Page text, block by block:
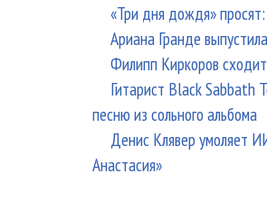
«Три дня дождя»
Ариана Гранде
Филипп Киркоров
Гитарист Black Sabbath
песню из сольного альбома
Денис Клявер умоляет
Анастасия»